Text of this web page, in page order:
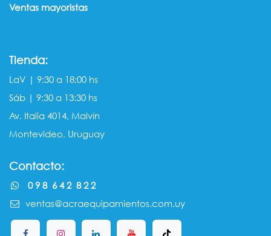
Ventas mayorista​s
Tienda:
LaV | 9:30 a 18:00 hs
Sáb | 9:30 a 13:30 hs
Av. Italia 4014, Malvín
Montevideo, Uruguay
Contacto:
0 9 8 6 4 2 8 2 2
ventas@acraequipamientos.com.uy